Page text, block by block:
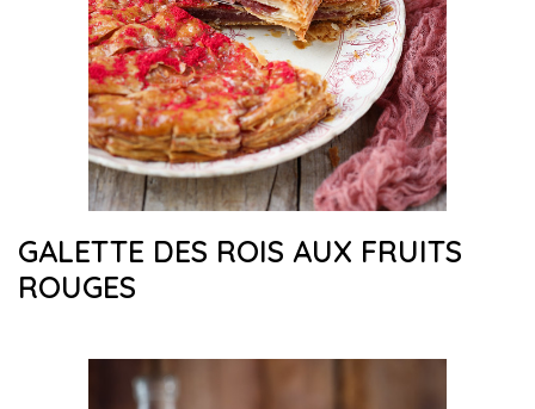
GALETTE DES ROIS AUX FRUITS
ROUGES